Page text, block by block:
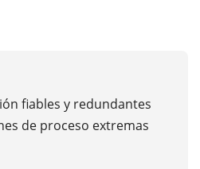
fiables y redundantes
de proceso extremas